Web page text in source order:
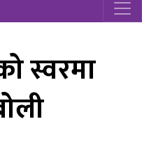
स्वरमा